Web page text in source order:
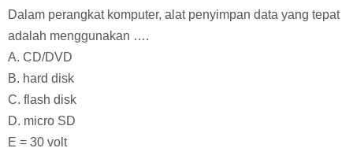
Dalam perangkat komputer, alat penyimpan data yang tepat
adalah menggunakan ….
A. CD/DVD
B. hard disk
C. flash disk
D. micro SD
E = 30 volt